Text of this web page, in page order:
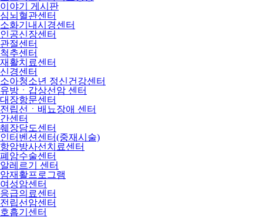
이야기 게시판
심뇌혈관센터
소화기내시경센터
인공신장센터
관절센터
척추센터
재활치료센터
신경센터
소아청소년 정신건강센터
유방ㆍ갑상선암 센터
대장항문센터
전립선ㆍ배뇨장애 센터
간센터
췌장담도센터
인터벤션센터(중재시술)
항암방사선치료센터
폐암수술센터
알레르기 센터
암재활프로그램
여성암센터
응급의료센터
전립선암센터
호흡기센터